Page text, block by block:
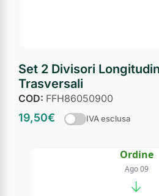
Set 2 Divisori
Trasversali
COD: FFH86050900
19,50€ IVA esclusa
Ordine
Ago 09
→